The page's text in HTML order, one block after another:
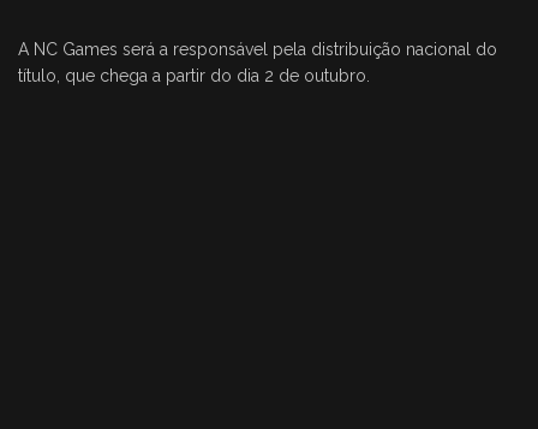
A NC Games será a responsável pela distribuição nacional do
título, que chega a partir do dia 2 de outubro.